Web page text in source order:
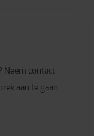
Neem contact
aan te gaan.